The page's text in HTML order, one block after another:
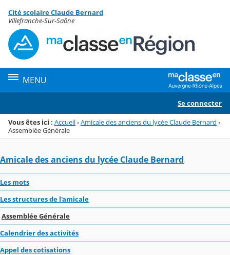
Menu de la rubrique
Contenu
Cité scolaire Claude Bernard
Villefranche-Sur-Saône
MENU
Se connecter
Vous êtes ici : Accueil›Amicale des anciens du lycée Claude Bernard ›
Assemblée Générale
Amicale des anciens du lycée Claude Bernard
Les mots
Les structures de l'amicale
Assemblée Générale
Calendrier des activités
Appel des cotisations